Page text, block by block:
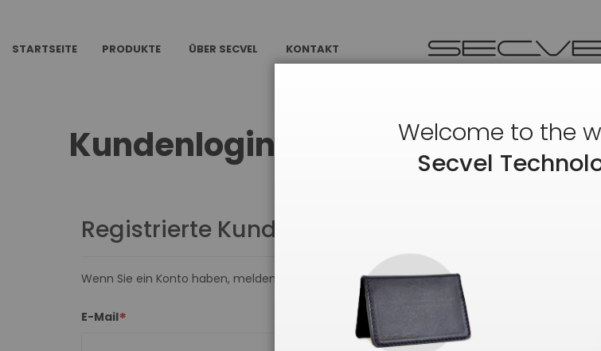
STARTSEITE PRODUKTE ÜBER SECVEL KONTAKT
Kundenlogin
Registrierte Kunden
Wenn Sie ein Konto haben, melden Sie sich mit Ihrer E-Mail-Adresse an.
E-Mail
Ein
EIN
Welcome to the
Secvel